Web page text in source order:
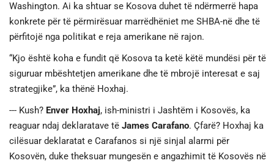
Washington. Ai ka shtuar se Kosova duhet të ndërmerrë hapa
konkrete për të përmirësuar marrëdhëniet me SHBA-në dhe të
përfitojë nga politikat e reja amerikane në rajon.
“Kjo është koha e fundit që Kosova ta ketë këtë mundësi për të
siguruar mbështetjen amerikane dhe të mbrojë interesat e saj
strategjike”, ka thënë Hoxhaj.
--- Kush? Enver Hoxhaj, ish-ministri i Jashtëm i Kosovës, ka
reaguar ndaj deklaratave të James Carafano. Çfarë? Hoxhaj ka
cilësuar deklaratat e Carafanos si një sinjal alarmi për
Kosovën, duke theksuar mungesën e angazhimit të Kosovës në